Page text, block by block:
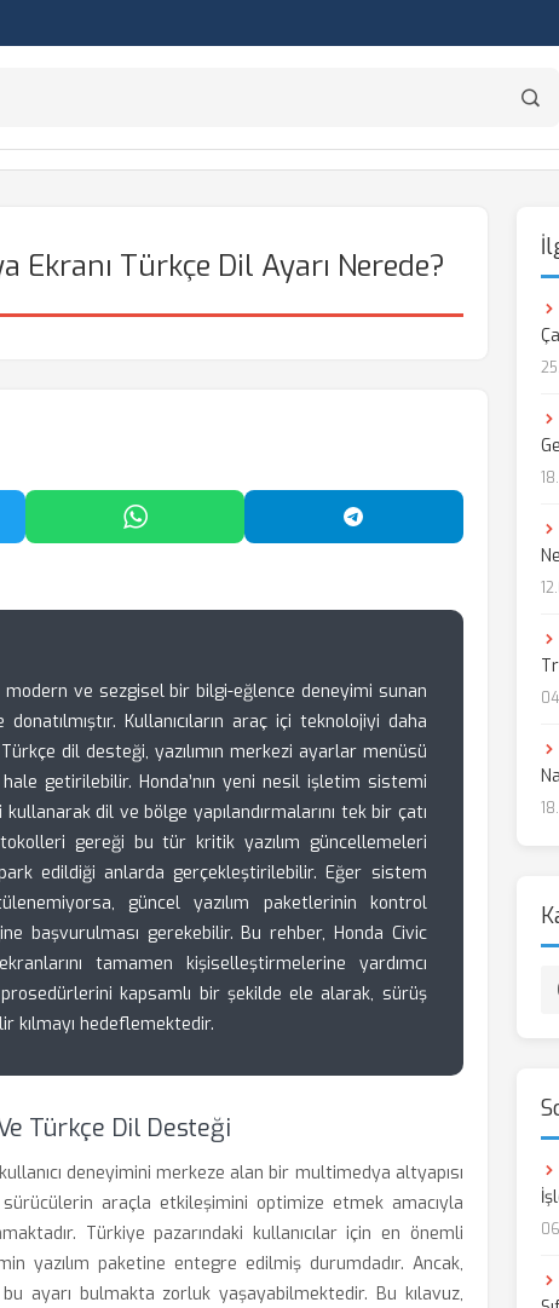
Türkçe Dil Ayarı Nerede?
Paylaş WhatsApp'ta Paylaş Telegram'da Paylaş
ve sezgisel bir bilgi-eğlence deneyimi sunan
Kullanıcıların araç içi teknolojiyi daha
dil desteği, yazılımın merkezi ayarlar menüsü
getirilebilir. Honda’nın yeni nesil işletim sistemi
dil ve bölge yapılandırmalarını tek bir çatı
gereği bu tür kritik yazılım güncellemeleri
edildiği anlarda gerçekleştirilebilir. Eğer sistem
güncel yazılım paketlerinin kontrol
başvurulması gerekebilir. Bu rehber, Honda Civic
tamamen kişiselleştirmelerine yardımcı
kapsamlı bir şekilde ele alarak, sürüş
kılmayı hedeflemektedir.
Türkçe Dil Desteği
deneyimini merkeze alan bir multimedya altyapısı
araçla etkileşimini optimize etmek amacıyla
Türkiye pazarındaki kullanıcılar için en önemli
yazılım paketine entegre edilmiş durumdadır. Ancak,
bu ayarı bulmakta zorluk yaşayabilmektedir. Bu kılavuz,